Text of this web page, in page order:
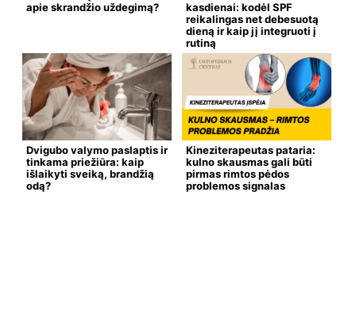
apie skrandžio uždegimą?
kasdienai: kodėl SPF
reikalingas net debesuotą
dieną ir kaip jį integruoti į
rutiną
Dvigubo valymo paslaptis ir
tinkama priežiūra: kaip
išlaikyti sveiką, brandžią
odą?
Kineziterapeutas pataria:
kulno skausmas gali būti
pirmas rimtos pėdos
problemos signalas